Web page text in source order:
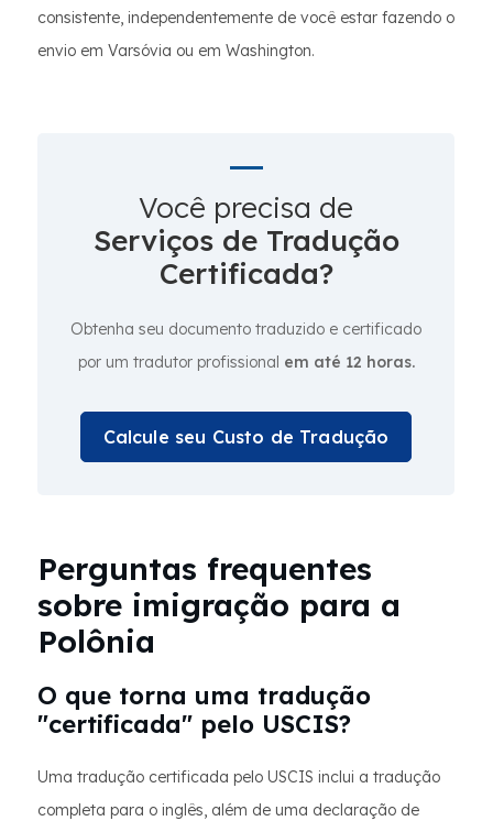
consistente, independentemente de você estar fazendo o
envio em Varsóvia ou em Washington.
Você precisa de
Serviços de Tradução
Certificada?
Obtenha seu documento traduzido e certificado
por um tradutor profissional em até 12 horas.
Calcule seu Custo de Tradução
Perguntas frequentes
sobre imigração para a
Polônia
O que torna uma tradução
"certificada" pelo USCIS?
Uma tradução certificada pelo USCIS inclui a tradução
completa para o inglês, além de uma declaração de